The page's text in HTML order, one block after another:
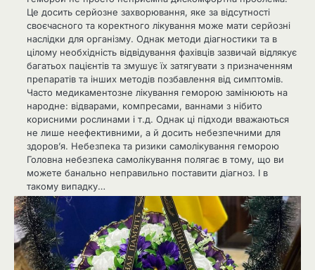
Це досить серйозне захворювання, яке за відсутності
своєчасного та коректного лікування може мати серйозні
наслідки для організму. Однак методи діагностики та в
цілому необхідність відвідування фахівців зазвичай відлякує
багатьох пацієнтів та змушує їх затягувати з призначенням
препаратів та інших методів позбавлення від симптомів.
Часто медикаментозне лікування геморою замінюють на
народне: відварами, компресами, ваннами з нібито
корисними рослинами і т.д. Однак ці підходи вважаються
не лише неефективними, а й досить небезпечними для
здоров’я. Небезпека та ризики самолікування геморою
Головна небезпека самолікування полягає в тому, що ви
можете банально неправильно поставити діагноз. І в
такому випадку…